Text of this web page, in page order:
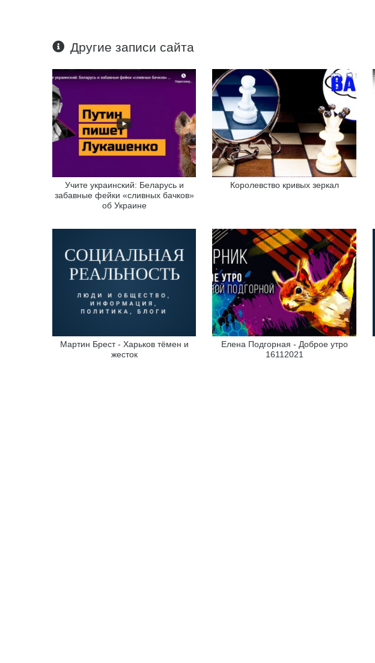
Другие записи сайта
Учите украинский: Беларусь и
забавные фейки «сливных бачков»
об Украине
Королевство кривых зеркал
Мартин Брест - Харьков тёмен и
жесток
Елена Подгорная - Доброе утро
16112021